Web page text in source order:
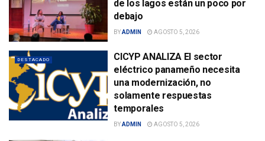
de los lagos están un poco por
debajo
BYADMIN AGOSTO 5, 2026
DESTACADO
CICYP ANALIZA El sector
eléctrico panameño necesita
una modernización, no
solamente respuestas
temporales
BYADMIN AGOSTO 5, 2026